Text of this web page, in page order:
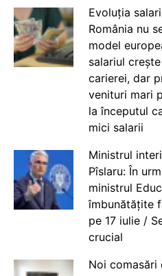
Evoluția
România nu
model
salariul
carierei, dar
venituri mari
la începutul
mici salarii
Ministrul
Pîslaru: În
ministrul
îmbunătățite
pe 17 iulie /
crucial
Noi comasări